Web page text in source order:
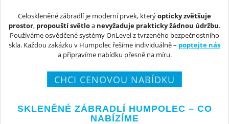
Celoskleněné zábradlí je moderní prvek, kterýopticky zvětšuje
prostor, propouští světloa nevyžaduje prakticky žádnou údržbu.
Používáme osvědčené systémy OnLevel z tvrzeného bezpečnostního
skla. Každou zakázku v Humpolec řešíme individuálně – poptejte nás
a připravíme nabídku přesně na míru.
CHCI CENOVOU NABÍDKU
SKLENĚNÉ ZÁBRADLÍ HUMPOLEC – CO
NABÍZÍME